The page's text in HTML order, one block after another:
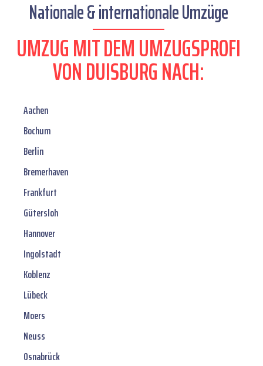
Nationale & internationale Umzüge
UMZUG MIT DEM UMZUGSPROFI
VON DUISBURG NACH:
Aachen
Bochum
Berlin
Bremerhaven
Frankfurt
Gütersloh
Hannover
Ingolstadt
Koblenz
Lübeck
Moers
Neuss
Osnabrück